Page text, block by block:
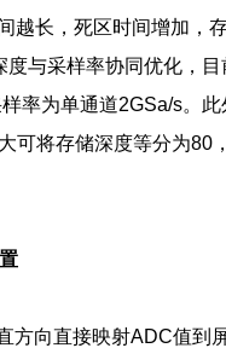
越长，死区时间增加，
与采样率协同优化，
率为单通道2GSa/s。
可将存储深度等分为80
向直接映射ADC值到